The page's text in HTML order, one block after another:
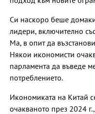
Си наскоро беше
лидери, включително
Ма, в опит да
Някои икономисти
парламента да въведе
потреблението.
Икономиката на Китай
очакваното през 2024